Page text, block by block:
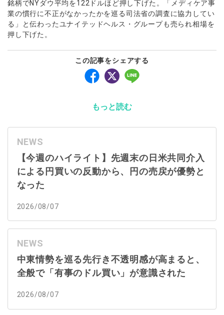
銘柄でNYダウ平均を122ドルほど押し下げた。「メディケア事
業の慣行に不正がなかったかを巡る司法省の調査に協力してい
る」と伝わったユナイテッドヘルス・グループも売られ相場を
押し下げた。
この記事をシェアする
もっと読む
NEWS
【今週のハイライト】先週末の日米共同介入
による円買いの反動から、円の売戻が優勢と
なった
2026/08/07
NEWS
中東情勢を巡る先行き不透明感が高まると、
全般で「有事のドル買い」が意識された
2026/08/07